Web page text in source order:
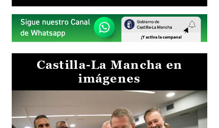
Castilla-La Mancha en
imágenes